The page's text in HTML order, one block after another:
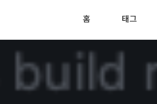
홈 태그